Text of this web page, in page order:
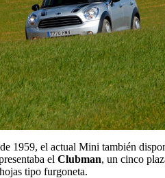
1959, el actual Mini también
el Clubman, un cinco
tipo furgoneta.